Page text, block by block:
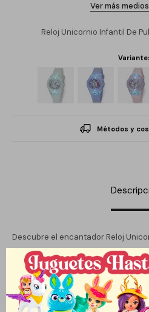
Ver más
Reloj Unicornio Infantil De
Métodos y
Descubre el encantador Reloj
Luz Colores, diseñado para
pequeños. Este reloj, sin género,
adoran la fantasía y la diversión,
ideal para cualquier ocasión.